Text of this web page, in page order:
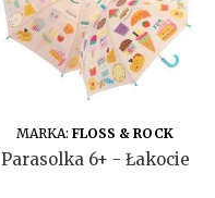
DO KOSZYKA
MARKA: FLOSS & ROCK
Parasolka 6+ - Łakocie